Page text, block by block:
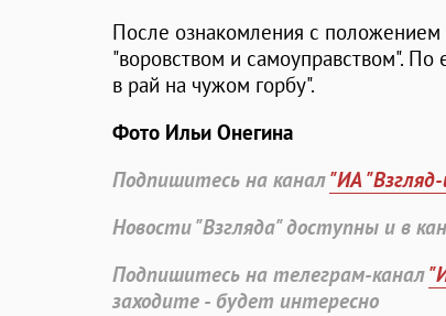
После ознакомления с
"воровством и самоуправством". По
в рай на чужом горбу".
Фото Ильи Онегина
Подпишитесь на канал"ИА
Новости "Взгляда" доступны и в
Подпишитесь на телеграм-канал
заходите - будет интересно